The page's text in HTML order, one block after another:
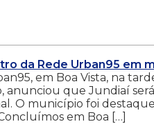
da Rede Urban95 em
em Boa Vista, na
anunciou que Jundiaí
O município foi
em Boa […]